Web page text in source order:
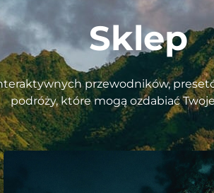
Sklep
przewodników,
podróży, które mogą ozdabiać